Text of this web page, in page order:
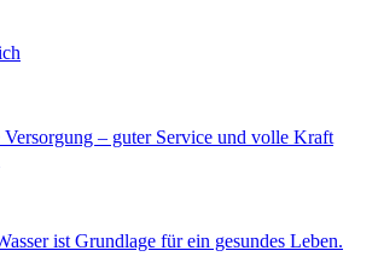
Versorgung – guter Service und volle Kraft
ist Grundlage für ein gesundes Leben.